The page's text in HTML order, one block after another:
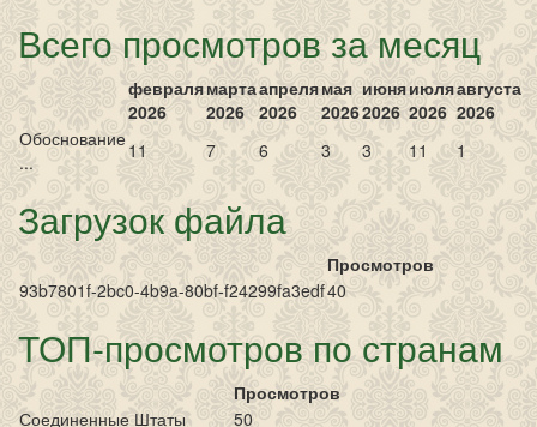
Всего просмотров за месяц
февраля
2026
марта
2026
апреля
2026
мая
2026
июня
2026
июля
2026
августа
2026
Обоснование
...
11 7 6 3 3 11 1
Загрузок файла
Просмотров
93b7801f-2bc0-4b9a-80bf-f24299fa3edf40
ТОП-просмотров по странам
Просмотров
Соединенные Штаты
50